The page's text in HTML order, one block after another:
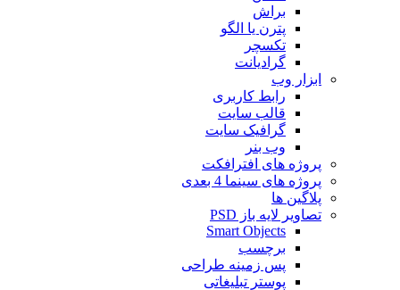
براش
پترن یا الگو
تکسچر
گرادیانت
ابزار وب
رابط کاربری
قالب سایت
گرافیک سایت
وب بنر
پروژه های افترافکت
پروژه های سینما 4 بعدی
پلاگین ها
تصاویر لایه باز PSD
Smart Objects
برچسب
پس زمینه طراحی
پوستر تبلیغاتی